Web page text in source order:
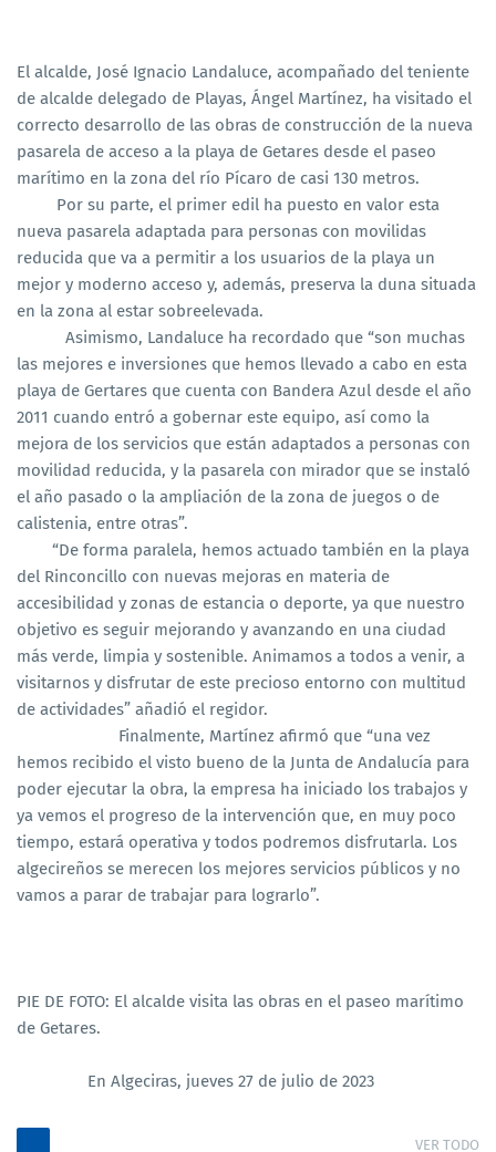
El alcalde, José Ignacio Landaluce, acompañado del teniente
de alcalde delegado de Playas, Ángel Martínez, ha visitado el
correcto desarrollo de las obras de construcción de la nueva
pasarela de acceso a la playa de Getares desde el paseo
marítimo en la zona del río Pícaro de casi 130 metros.
Por su parte, el primer edil ha puesto en valor esta
nueva pasarela adaptada para personas con movilidas
reducida que va a permitir a los usuarios de la playa un
mejor y moderno acceso y, además, preserva la duna situada
en la zona al estar sobreelevada.
Asimismo, Landaluce ha recordado que “son muchas
las mejores e inversiones que hemos llevado a cabo en esta
playa de Gertares que cuenta con Bandera Azul desde el año
2011 cuando entró a gobernar este equipo, así como la
mejora de los servicios que están adaptados a personas con
movilidad reducida, y la pasarela con mirador que se instaló
el año pasado o la ampliación de la zona de juegos o de
calistenia, entre otras”.
“De forma paralela, hemos actuado también en la playa
del Rinconcillo con nuevas mejoras en materia de
accesibilidad y zonas de estancia o deporte, ya que nuestro
objetivo es seguir mejorando y avanzando en una ciudad
más verde, limpia y sostenible. Animamos a todos a venir, a
visitarnos y disfrutar de este precioso entorno con multitud
de actividades” añadió el regidor.
Finalmente, Martínez afirmó que “una vez
hemos recibido el visto bueno de la Junta de Andalucía para
poder ejecutar la obra, la empresa ha iniciado los trabajos y
ya vemos el progreso de la intervención que, en muy poco
tiempo, estará operativa y todos podremos disfrutarla. Los
algecireños se merecen los mejores servicios públicos y no
vamos a parar de trabajar para lograrlo”.
PIE DE FOTO: El alcalde visita las obras en el paseo marítimo
de Getares.
En Algeciras, jueves 27 de julio de 2023
VER TODO